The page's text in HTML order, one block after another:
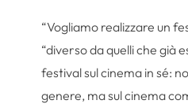
“Vogliamo realizzare un
“diverso da quelli che già
festival sul cinema in sé:
genere, ma sul cinema